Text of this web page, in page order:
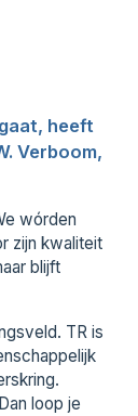
heeft
Verboom,
wórden
zijn kwaliteit
blijft
TR is
loop je